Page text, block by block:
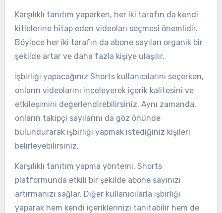
Karşılıklı tanıtım yaparken, her iki tarafın da kendi
kitlelerine hitap eden videoları seçmesi önemlidir.
Böylece her iki tarafın da abone sayıları organik bir
şekilde artar ve daha fazla kişiye ulaşılır.
İşbirliği yapacağınız Shorts kullanıcılarını seçerken,
onların videolarını inceleyerek içerik kalitesini ve
etkileşimini değerlendirebilirsiniz. Aynı zamanda,
onların takipçi sayılarını da göz önünde
bulundurarak işbirliği yapmak istediğiniz kişileri
belirleyebilirsiniz.
Karşılıklı tanıtım yapma yöntemi, Shorts
platformunda etkili bir şekilde abone sayınızı
artırmanızı sağlar. Diğer kullanıcılarla işbirliği
yaparak hem kendi içeriklerinizi tanıtabilir hem de